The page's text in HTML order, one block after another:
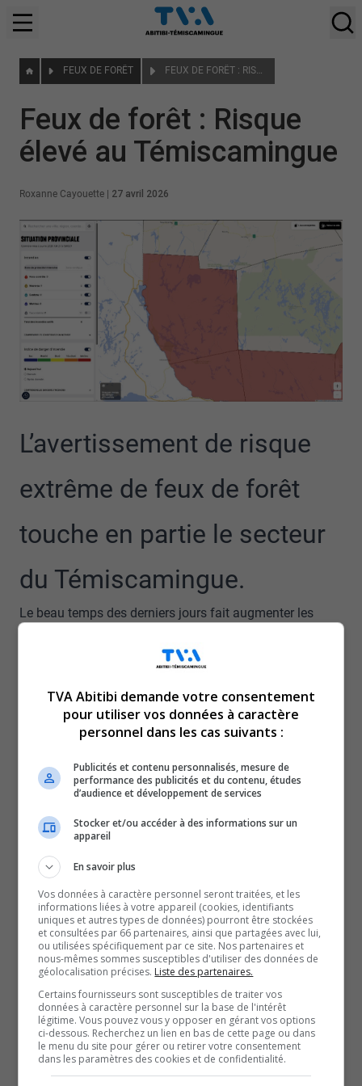
FEUX DE FORÊT FEUX DE FORÊT : RISQUE ÉLEVÉ AU TÉMISCAMINGUE
Feux de forêt : Risque
élevé au Témiscamingue
Roxanne Cayouette 27 avril 2026
L’avertissement de risque
extrême de feux de forêt
touche en partie le secteur
du Témiscamingue.
Le beau temps des derniers jours fait augmenter les
Au printemps, les végétaux morts s’assèchent
Les combustibles légers deviennent donc très
inflammables, c’est le facteur majeur des incendies, à ce
La situation pourrait cependant changer au cours des
prochaines heures, dans le sud de la région, puisque des
averses sont prévues, dès demain matin.
Pour le reste du territoire, l’indice demeure bas,
mentionne Philippe Bergeron, conseiller à la prévention
Selon Philippe Bergeron, il n’est pas impossible de
revivre une saison comme il y a trois ans, mais il est
difficile de prévoir les conditions des prochains mois.
À la suite de 2023, la SOPFEU a vécu une grande
transformation, elle a augmenté de 33% ses effectifs
matériels et en ressources humaines.
La Société est donc capable d’intervenir sur plusieurs
feux en simultané.
TVA Abitibi demande votre consentement
pour utiliser vos données à caractère
personnel dans les cas suivants :
Publicités et contenu personnalisés, mesure de
performance des publicités et du contenu, études
d’audience et développement de services
Stocker et/ou accéder à des informations sur un
appareil
En savoir plus
Vos données à caractère personnel seront traitées, et les
informations liées à votre appareil (cookies, identifiants
uniques et autres types de données) pourront être stockées
et consultées par 66 partenaires, ainsi que partagées avec lui,
ou utilisées spécifiquement par ce site. Nos partenaires et
nous-mêmes sommes susceptibles d'utiliser des données de
géolocalisation précises. Liste des partenaires.
Certains fournisseurs sont susceptibles de traiter vos
données à caractère personnel sur la base de l'intérêt
légitime. Vous pouvez vous y opposer en gérant vos options
ci-dessous. Recherchez un lien en bas de cette page ou dans
le menu du site pour gérer ou retirer votre consentement
dans les paramètres des cookies et de confidentialité.